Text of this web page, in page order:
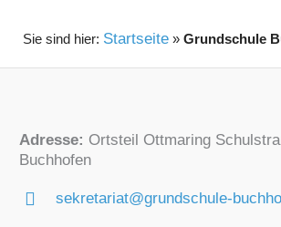
Startseite» Grundschule
Adresse: Ortsteil Ottmaring
Buchhofen
sekretariat@grundschule-